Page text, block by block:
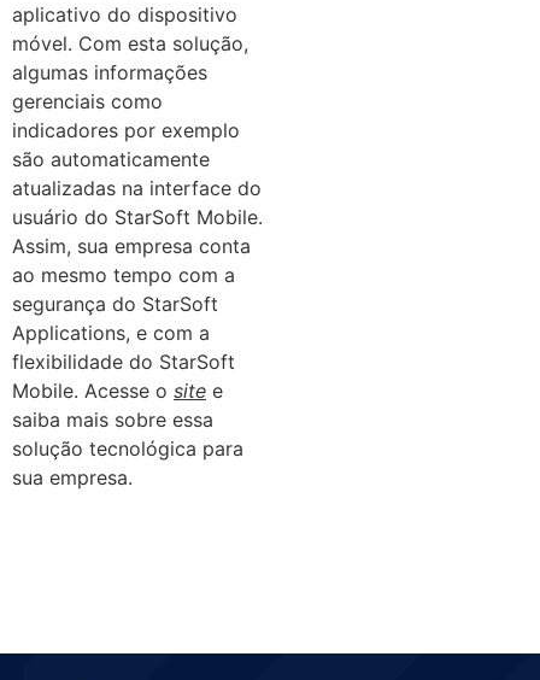
aplicativo do dispositivo
móvel. Com esta solução,
algumas informações
gerenciais como
indicadores por exemplo
são automaticamente
atualizadas na interface do
usuário do StarSoft Mobile.
Assim, sua empresa conta
ao mesmo tempo com a
segurança do StarSoft
Applications, e com a
flexibilidade do StarSoft
Mobile. Acesse o site e
saiba mais sobre essa
solução tecnológica para
sua empresa.